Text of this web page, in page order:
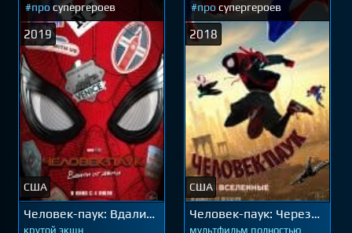
Человек-паук: Вдали
2019
крутой экшн
#про супергероев
США
Человек-паук: Через
2018
мультфильм полностью
#про супергероев
США